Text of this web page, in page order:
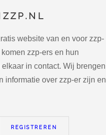
website van en voor zzp-
zzp-ers en hun
in contact. Wij brengen
informatie over zzp-er zijn en
REGISTREREN